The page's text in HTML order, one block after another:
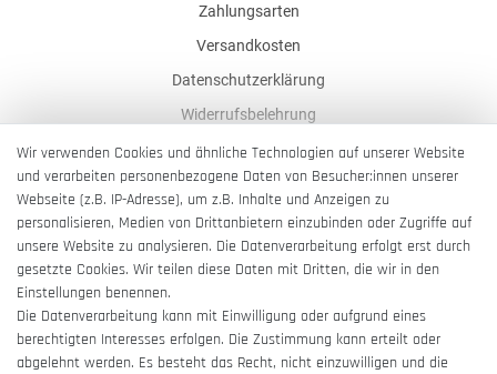
Zahlungsarten
Versandkosten
Datenschutzerklärung
Widerrufsbelehrung
AGB
Impressum
Barrierefreiheitserklärung
Vertrag widerrufen
Wir verwenden Cookies und ähnliche Technologien auf unserer Website
und verarbeiten personenbezogene Daten von Besucher:innen unserer
Webseite (z.B. IP-Adresse), um z.B. Inhalte und Anzeigen zu
personalisieren, Medien von Drittanbietern einzubinden oder Zugriffe auf
unsere Website zu analysieren. Die Datenverarbeitung erfolgt erst durch
gesetzte Cookies. Wir teilen diese Daten mit Dritten, die wir in den
Einstellungen benennen.
Die Datenverarbeitung kann mit Einwilligung oder aufgrund eines
berechtigten Interesses erfolgen. Die Zustimmung kann erteilt oder
abgelehnt werden. Es besteht das Recht, nicht einzuwilligen und die